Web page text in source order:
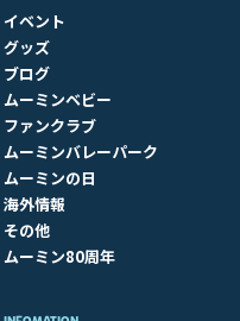
イベント
グッズ
ブログ
ムーミンベビー
ファンクラブ
ムーミンバレーパーク
ムーミンの日
海外情報
その他
ムーミン80周年